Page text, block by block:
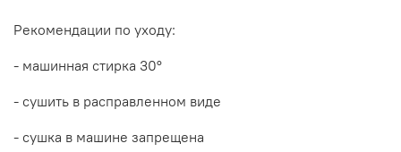
Рекомендации по уходу:
- машинная стирка 30°
- сушить в расправленном виде
- сушка в машине запрещена